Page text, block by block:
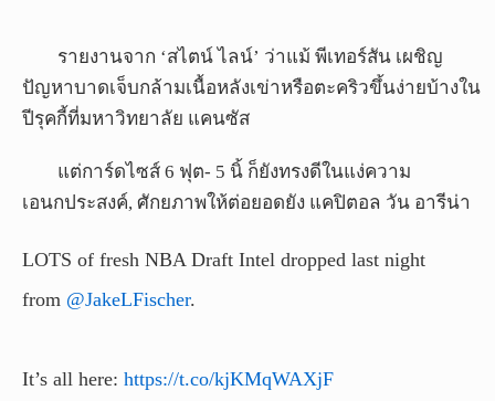
รายงานจาก ‘สไตน์ ไลน์’ ว่าแม้ พีเทอร์สัน เผชิญ
ปัญหาบาดเจ็บกล้ามเนื้อหลังเข่าหรือตะคริวขึ้นง่ายบ้างใน
ปีรุคกี้ที่มหาวิทยาลัย แคนซัส
แต่การ์ดไซส์ 6 ฟุต- 5 นิ้ ก็ยังทรงดีในแง่ความ
เอนกประสงค์, ศักยภาพให้ต่อยอดยัง แคปิตอล วัน อารีน่า
LOTS of fresh NBA Draft Intel dropped last night
from @JakeLFischer.
It’s all here: https://t.co/kjKMqWAXjF
reserved.